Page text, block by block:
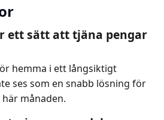
ett sätt att tjäna pengar
hemma i ett långsiktigt
ses som en snabb lösning för
månaden.